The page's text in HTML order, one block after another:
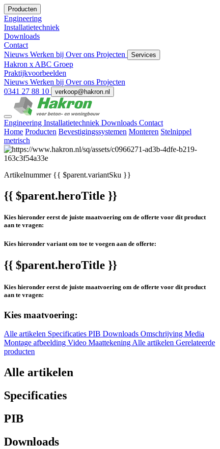
Producten
Engineering
Installatietechniek
Downloads
Contact
Nieuws Werken bij Over ons Projecten Services
Hakron x ABC Groep
Praktijkvoorbeelden
Nieuws Werken bij Over ons Projecten
0341 27 88 10
verkoop@hakron.nl
Engineering Installatietechniek Downloads Contact
Home Producten Bevestigingssystemen Monteren Stelnippel
metrisch
Artikelnummer{{ $parent.variantSku }}
{{ $parent.heroTitle }}
Kies hieronder eerst de juiste maatvoering om de offerte voor dit product
aan te vragen:
Kies hieronder variant om toe te voegen aan de offerte:
{{ $parent.heroTitle }}
Kies hieronder eerst de juiste maatvoering om de offerte voor dit product
aan te vragen:
Kies maatvoering:
Alle artikelen Specificaties PIB Downloads Omschrijving Media
Montage afbeelding Video MaattekeningAlle artikelen Gerelateerde
producten
Alle artikelen
Specificaties
PIB
Downloads